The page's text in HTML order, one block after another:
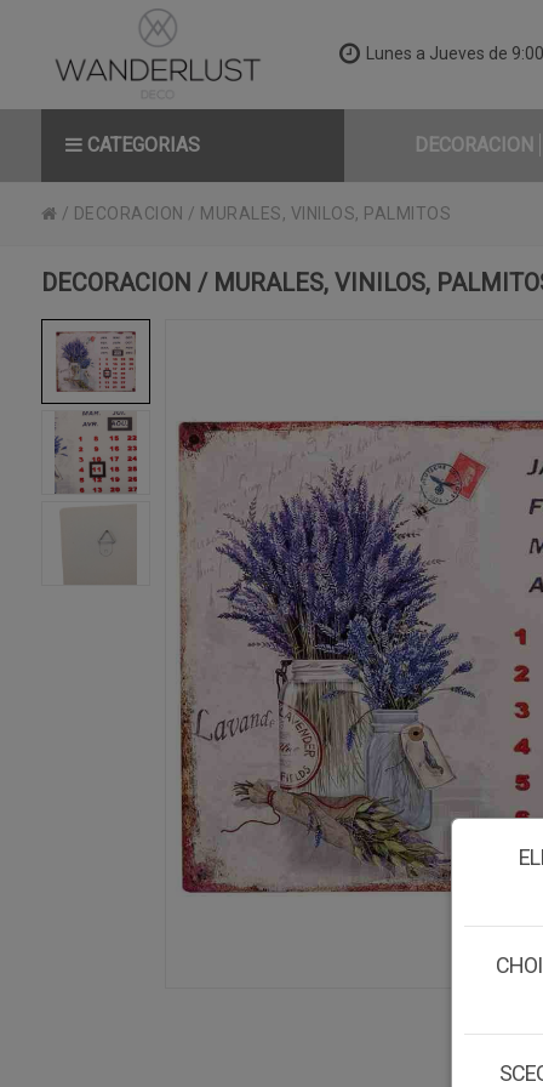
Lunes a Jueves de
CATEGORIAS DECORACION
/ DECORACION / MURALES, VINILOS, PALMITOS
DECORACION / MURALES, VINILOS,